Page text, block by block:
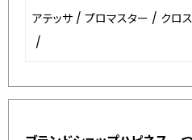
アテッサ / プロマスター / クロ
/